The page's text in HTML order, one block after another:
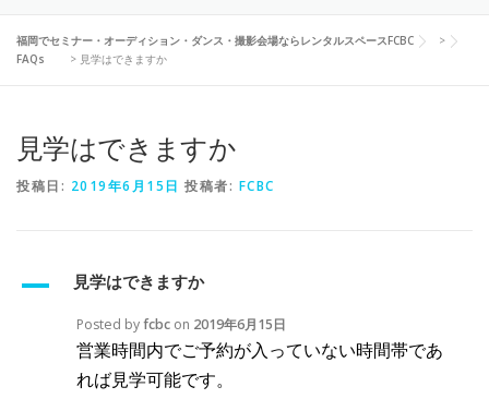
お知らせ ブログ イベント よくある質問
福岡でセミナー・オーディション・ダンス・撮影会場ならレンタルスペースFCBC
>
FAQs
> 見学はできますか
見学はできますか
投稿日: 2019年6月15日 投稿者: FCBC
A 見学はできますか
Posted byfcbc on 2019年6月15日
営業時間内でご予約が入っていない時間帯であ
れば見学可能です。